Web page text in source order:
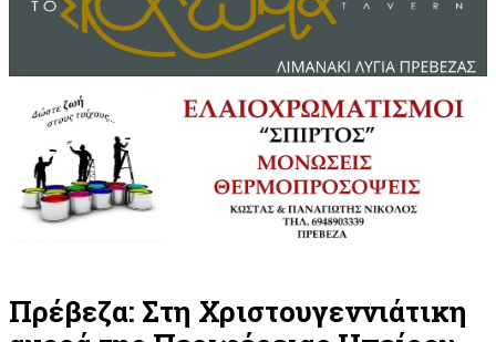
Πρέβεζα: Στη Χριστουγεννιάτικη